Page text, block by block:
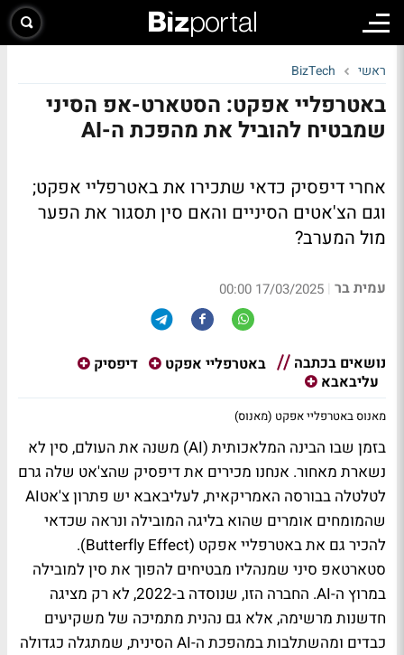
ראשי BizTech
באטרפליי אפקט: הסטארט-אפ הסיני
שמבטיח להוביל את מהפכת ה-AI
אחרי דיפסיק כדאי שתכירו את באטרפליי אפקט;
וגם הצ'אטים הסיניים והאם סין תסגור את הפער
מול המערב?
עמית בר |
17/03/2025 00:00
נושאים בכתבה באטרפליי אפקט
דיפסיק
עליבאבא
מאנוס באטרפליי אפקט (מאנוס)
בזמן שבו הבינה המלאכותית (AI) משנה את העולם, סין לא
נשארת מאחור. אנחנו מכירים את דיפסיק שהצ'אט שלה גרם
לטלטלה בבורסה האמריקאית, לעליבאבא יש פתרון צ'אטAI
שהמומחים אומרים שהוא בליגה המובילה ונראה שכדאי
להכיר גם את באטרפליי אפקט (Butterfly Effect).
סטארטאפ סיני שמנהליו מבטיחים להפוך את סין למובילה
במרוץ ה-AI. החברה הזו, שנוסדה ב-2022, לא רק מציגה
חדשנות מרשימה, אלא גם נהנית מתמיכה של משקיעים
כבדים ומהשתלבות במהפכת ה-AI הסינית, שמתגלה כגדולה